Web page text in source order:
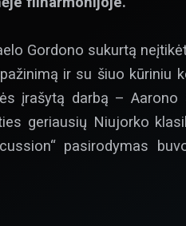
Gordono sukurtą
ir su šiuo kūriniu
įrašytą darbą – Aarono
geriausių Niujorko
pasirodymas